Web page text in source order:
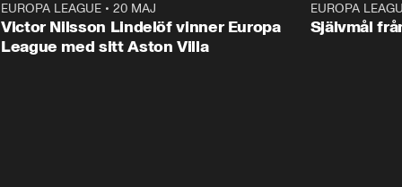
EUROPA LEAGUE • 20 MAJ
Victor Nilsson Lindelöf vinner Europa
League med sitt Aston Villa
EUROPA
Självmål